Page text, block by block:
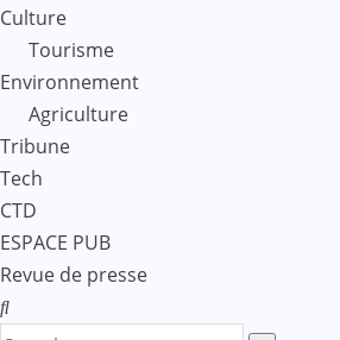
Culture
Tourisme
Environnement
Agriculture
Tribune
Tech
CTD
ESPACE PUB
Revue de presse